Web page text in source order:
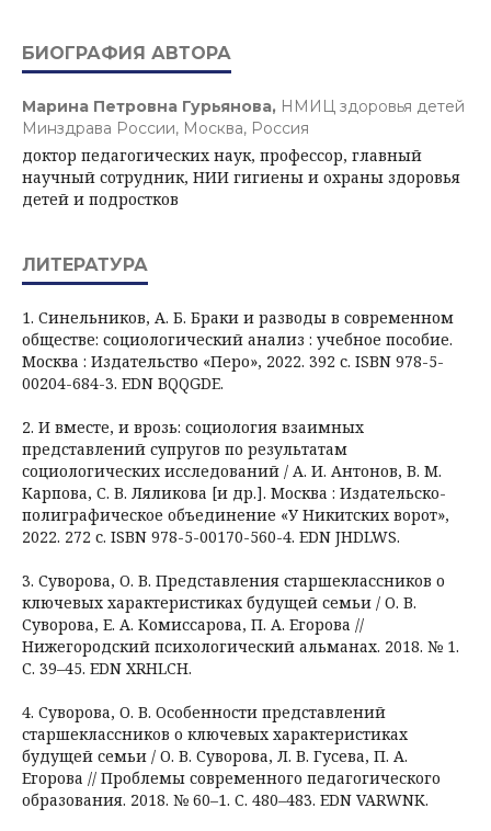
БИОГРАФИЯ АВТОРА
Марина Петровна Гурьянова, НМИЦ здоровья детей
Минздрава России, Москва, Россия
доктор педагогических наук, профессор, главный
научный сотрудник, НИИ гигиены и охраны здоровья
детей и подростков
ЛИТЕРАТУРА
1. Синельников, А. Б. Браки и разводы в современном
обществе: социологический анализ : учебное пособие.
Москва : Издательство «Перо», 2022. 392 с. ISBN 978-5-
00204-684-3. EDN BQQGDE.
2. И вместе, и врозь: социология взаимных
представлений супругов по результатам
социологических исследований / А. И. Антонов, В. М.
Карпова, С. В. Ляликова [и др.]. Москва : Издательско-
полиграфическое объединение «У Никитских ворот»,
2022. 272 с. ISBN 978-5-00170-560-4. EDN JHDLWS.
3. Суворова, О. В. Представления старшеклассников о
ключевых характеристиках будущей семьи / О. В.
Суворова, Е. А. Комиссарова, П. А. Егорова //
Нижегородский психологический альманах. 2018. № 1.
С. 39–45. EDN XRHLCH.
4. Суворова, О. В. Особенности представлений
старшеклассников о ключевых характеристиках
будущей семьи / О. В. Суворова, Л. В. Гусева, П. А.
Егорова // Проблемы современного педагогического
образования. 2018. № 60–1. С. 480–483. EDN VARWNK.